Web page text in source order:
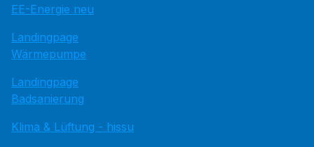
EE-Energie neu
Landingpage
Wärmepumpe
Landingpage
Badsanierung
Klima & Lüftung - hissu